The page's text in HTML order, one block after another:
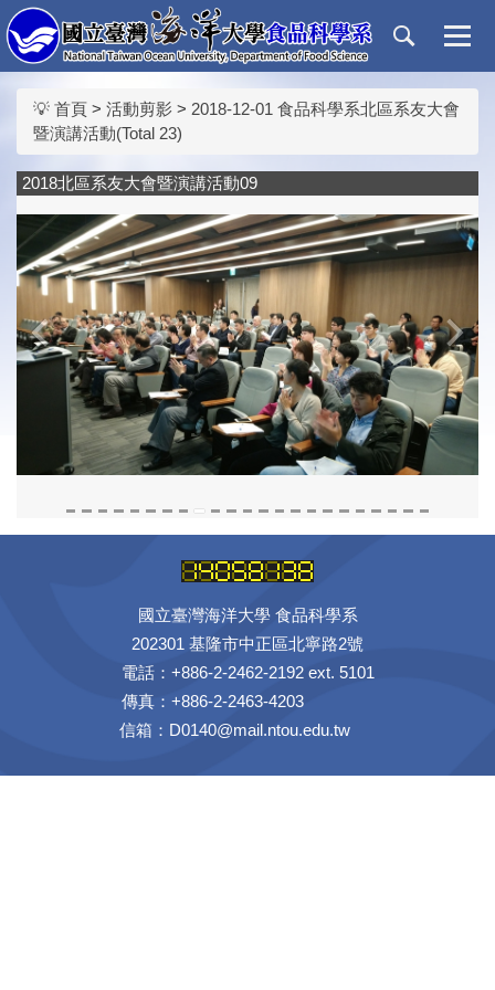
跳
到
主
要
💡 首頁 > 活動剪影 > 2018-12-01 食品科學系北區系友大會
暨演講活動(Total 23)
‹ ›
2018北區系友大會暨演講活動09
國立臺灣海洋大學 食品科學系
202301 基隆市中正區北寧路2號
電話：+886-2-2462-2192 ext. 5101
傳真：+886-2-2463-4203
信箱：D0140@mail.ntou.edu.tw